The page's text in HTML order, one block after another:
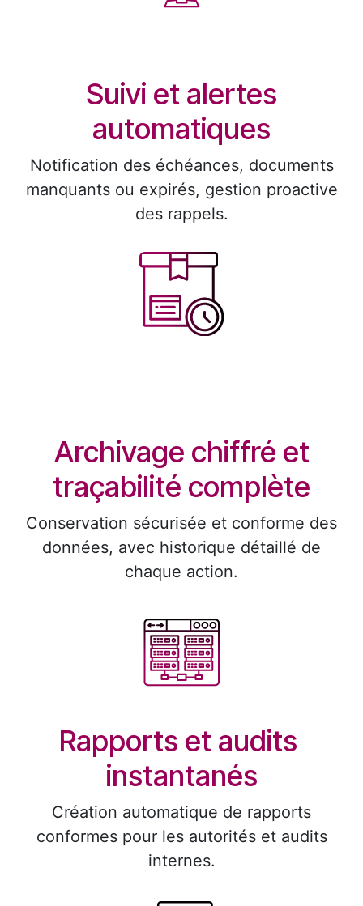
Suivi et alertes
automatiques ​
Notification des échéances, documents
manquants ou expirés, gestion proactive
des rappels. ​
Archivage chiffré et
traçabilité complète ​
Conservation sécurisée et conforme des
données, avec historique détaillé de
chaque action.
Rapports et audits
instantanés
Création automatique de rapports
conformes pour les autorités et audits
internes.